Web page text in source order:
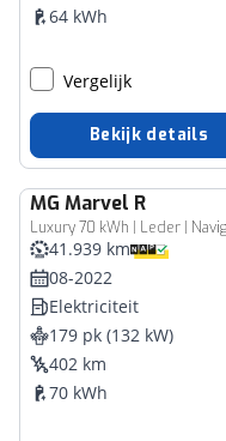
64 kWh
Vergelijk
Bekijk details
MG Marvel R
Luxury 70 kWh | Leder |
41.939 km
08-2022
Elektriciteit
179 pk (132 kW)
402 km
70 kWh